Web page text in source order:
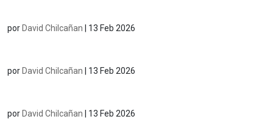
por David Chilcañan 13 Feb 2026
por David Chilcañan 13 Feb 2026
por David Chilcañan 13 Feb 2026